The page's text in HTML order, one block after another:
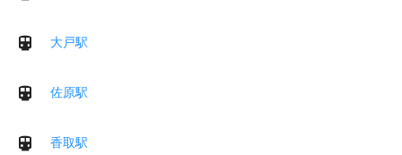
大戸駅
佐原駅
香取駅